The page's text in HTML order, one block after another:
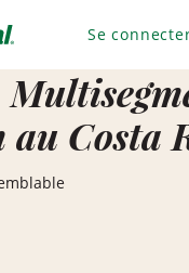
Se
Costa